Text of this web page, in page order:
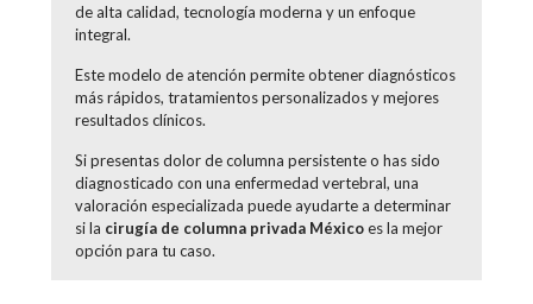
de alta calidad, tecnología moderna y un enfoque
integral.
Este modelo de atención permite obtener diagnósticos
más rápidos, tratamientos personalizados y mejores
resultados clínicos.
Si presentas dolor de columna persistente o has sido
diagnosticado con una enfermedad vertebral, una
valoración especializada puede ayudarte a determinar
si la cirugía de columna privada Méxicoes la mejor
opción para tu caso.